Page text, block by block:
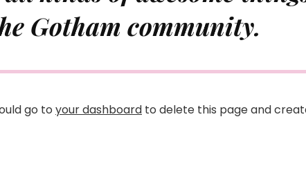
Gotham community.
go to your dashboard to delete this page and